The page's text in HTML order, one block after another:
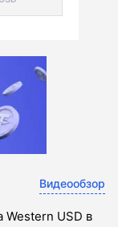
Видеообзор
Western USD в